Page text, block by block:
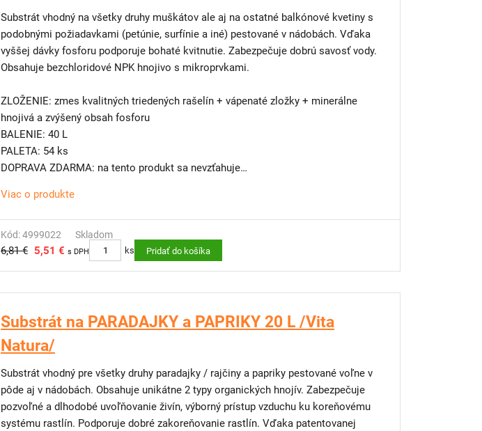
Substrát vhodný na všetky druhy muškátov ale aj na ostatné balkónové kvetiny s
podobnými požiadavkami (petúnie, surfínie a iné) pestované v nádobách. Vďaka
vyššej dávky fosforu podporuje bohaté kvitnutie. Zabezpečuje dobrú savosť vody.
Obsahuje bezchloridové NPK hnojivo s mikroprvkami.
ZLOŽENIE: zmes kvalitných triedených rašelín + vápenaté zložky + minerálne
hnojivá a zvýšený obsah fosforu
BALENIE: 40 L
PALETA: 54 ks
DOPRAVA ZDARMA: na tento produkt sa nevzťahuje
TIP OD NÁS: Máte málo miesta na výsadbu?
Skústevertikálne steny. Pre balkóny, terasy alebo malé dvory máme riešenie –
vertikálne zelené steny, vďaka ktorým si vypestujete kvety, bylinky či jahody aj v
obmedzenom priestore.
Výhody, údržba a výber rastlín
Viac o produkte
Kód: 4999022 Skladom
6,81 € 5,51 € s DPH ks Pridať do košíka
Substrát na PARADAJKY a PAPRIKY 20 L /Vita
Natura/
Substrát vhodný pre všetky druhy paradajky / rajčiny a papriky pestované voľne v
pôde aj v nádobách. Obsahuje unikátne 2 typy organických hnojív. Zabezpečuje
pozvoľné a dlhodobé uvoľňovanie živín, výborný prístup vzduchu ku koreňovému
systému rastlín. Podporuje dobré zakoreňovanie rastlín. Vďaka patentovanej